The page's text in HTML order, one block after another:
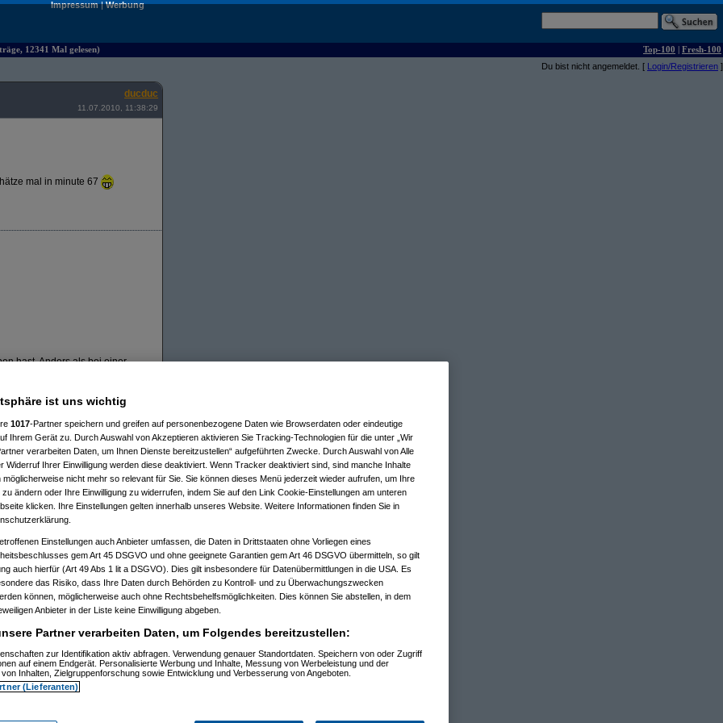
Impressum|Werbung
12341 Mal gelesen) Top-100 | Fresh-100
Du bist nicht angemeldet. [ Login/Registrieren ]
ducduc
11.07.2010, 11:38:29
mal in minute 67
hast. Anders als bei einer
11.07.2010, 13:52:15)
14:49:37)
am 11.07.2010, 15:13:28)
16:27:29)
07:40:59)
07:45:13)
ist uns wichtig
1017-Partner speichern und greifen auf personenbezogene Daten wie Browserdaten oder eindeutige
Ihrem Gerät zu. Durch Auswahl von Akzeptieren aktivieren Sie Tracking-Technologien für die unter „Wir
verarbeiten Daten, um Ihnen Dienste bereitzustellen“ aufgeführten Zwecke. Durch Auswahl von Alle
Widerruf Ihrer Einwilligung werden diese deaktiviert. Wenn Tracker deaktiviert sind, sind manche Inhalte
möglicherweise nicht mehr so relevant für Sie. Sie können dieses Menü jederzeit wieder aufrufen, um Ihre
zu ändern oder Ihre Einwilligung zu widerrufen, indem Sie auf den Link Cookie-Einstellungen am unteren
klicken. Ihre Einstellungen gelten innerhalb unseres Website. Weitere Informationen finden Sie in
Einstellungen auch Anbieter umfassen, die Daten in Drittstaaten ohne Vorliegen eines
gem Art 45 DSGVO und ohne geeignete Garantien gem Art 46 DSGVO übermitteln, so gilt
auch hierfür (Art 49 Abs 1 lit a DSGVO). Dies gilt insbesondere für Datenübermittlungen in die USA. Es
das Risiko, dass Ihre Daten durch Behörden zu Kontroll- und zu Überwachungszwecken
können, möglicherweise auch ohne Rechtsbehelfsmöglichkeiten. Dies können Sie abstellen, in dem
Anbieter in der Liste keine Einwilligung abgeben.
Partner verarbeiten Daten, um Folgendes bereitzustellen:
zur Identifikation aktiv abfragen. Verwendung genauer Standortdaten. Speichern von oder Zugriff
auf einem Endgerät. Personalisierte Werbung und Inhalte, Messung von Werbeleistung und der
Inhalten, Zielgruppenforschung sowie Entwicklung und Verbesserung von Angeboten.
(Lieferanten)